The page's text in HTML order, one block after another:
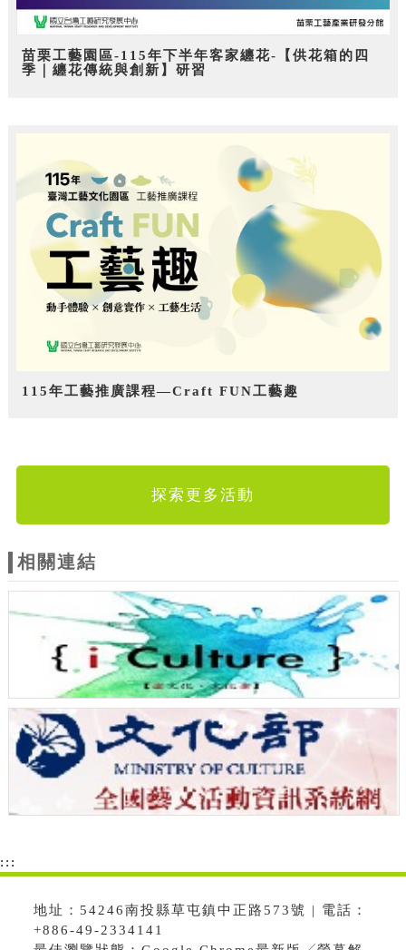
苗栗工藝園區-115年下半年客家纏花-【供花箱的四
季｜纏花傳統與創新】研習
115年工藝推廣課程—Craft FUN工藝趣
探索更多活動
相關連結
:::
地址：54246南投縣草屯鎮中正路573號 | 電話：
+886-49-2334141